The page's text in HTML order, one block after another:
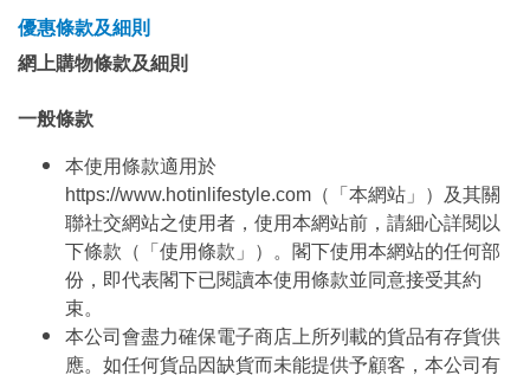
優惠條款及細則
網上購物條款及細則
一般條款
本使用條款適用於
https://www.hotinlifestyle.com（「本網站」）及其關
聯社交網站之使用者，使用本網站前，請細心詳閱以
下條款（「使用條款」）。閣下使用本網站的任何部
份，即代表閣下已閱讀本使用條款並同意接受其約
束。
本公司會盡力確保電子商店上所列載的貨品有存貨供
應。如任何貨品因缺貨而未能提供予顧客，本公司有